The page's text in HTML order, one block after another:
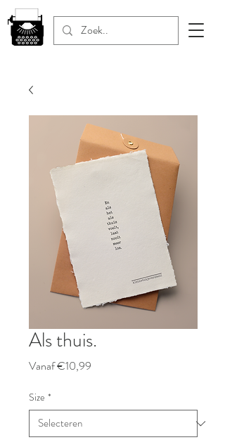
Als thuis.
Vanaf€10,99
Size *